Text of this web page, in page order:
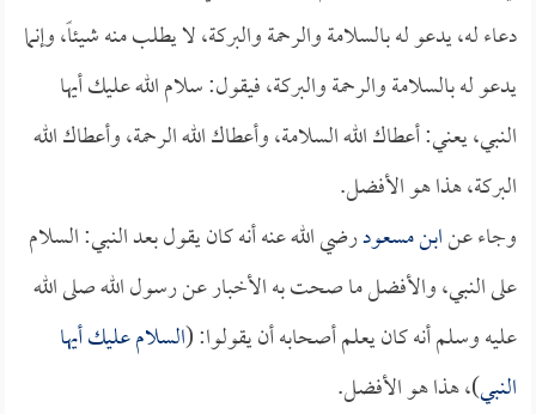
دعاء له، يدعو له بالسلامة والرحمة والبركة، لا يطلب منه شيئاً، وإنما
يدعو له بالسلامة والرحمة والبركة، فيقول: سلام الله عليك أيها
النبي، يعني: أعطاك الله السلامة، وأعطاك الله الرحمة، وأعطاك الله
البركة، هذا هو الأفضل.
وجاء عنابن مسعودرضي الله عنه أنه كان يقول بعد النبي: السلام
على النبي، والأفضل ما صحت به الأخبار عن رسول الله صلى الله
عليه وسلم أنه كان يعلم أصحابه أن يقولوا: (السلام عليك أيها
النبي)، هذا هو الأفضل.